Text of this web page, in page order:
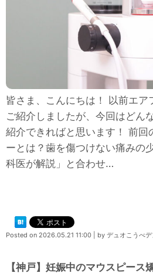
皆さま、こんにちは！ 以前エア
ご紹介しましたが、今回はどん
紹介できればと思います！ 前回
ーとは？歯を傷つけない痛みの
科医が解説」と合わせ…
Posted on 2026.05.21 11:00 by デュオこうべ
【神戸】妊娠中のマウスピース